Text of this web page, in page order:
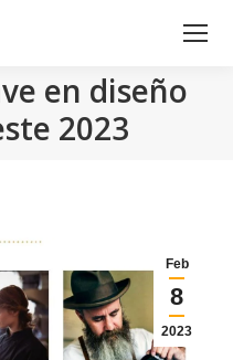
en diseño
2023
Feb
8
2023